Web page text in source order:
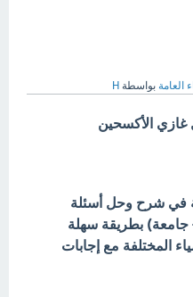
العامة بواسطة H
غازي الأكسحين
في شرح وحل أسئلة
- جامعة) بطريقة سهلة
المختلفة مع إجابات